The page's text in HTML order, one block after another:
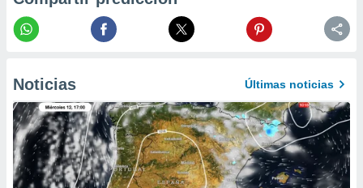
en
en
de
Noticias Últimas noticias